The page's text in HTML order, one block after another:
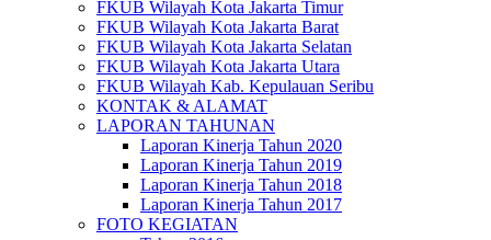
FKUB Wilayah Kota Jakarta Timur
FKUB Wilayah Kota Jakarta Barat
FKUB Wilayah Kota Jakarta Selatan
FKUB Wilayah Kota Jakarta Utara
FKUB Wilayah Kab. Kepulauan Seribu
KONTAK & ALAMAT
LAPORAN TAHUNAN
Laporan Kinerja Tahun 2020
Laporan Kinerja Tahun 2019
Laporan Kinerja Tahun 2018
Laporan Kinerja Tahun 2017
FOTO KEGIATAN